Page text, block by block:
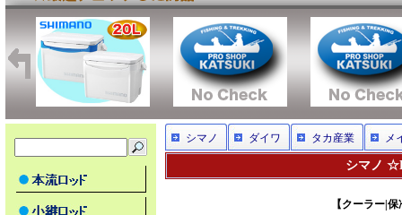
シマノ ダイワ タカ産業 メ
シマノ
【クーラー|